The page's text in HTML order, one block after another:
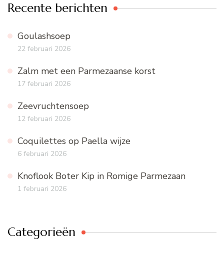
Recente berichten
Goulashsoep
22 februari 2026
Zalm met een Parmezaanse korst
17 februari 2026
Zeevruchtensoep
12 februari 2026
Coquilettes op Paella wijze
6 februari 2026
Knoflook Boter Kip in Romige Parmezaan
1 februari 2026
Categorieën